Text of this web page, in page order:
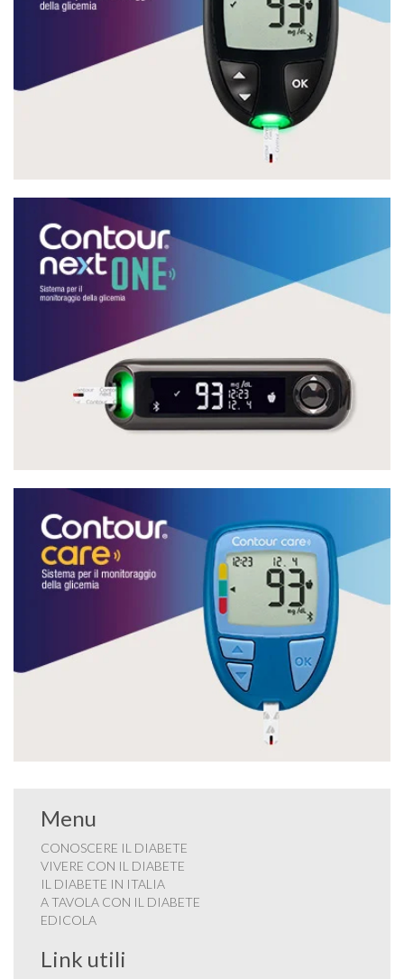
Menu
CONOSCERE IL DIABETE
VIVERE CON IL DIABETE
IL DIABETE IN ITALIA
A TAVOLA CON IL DIABETE
EDICOLA
Link utili